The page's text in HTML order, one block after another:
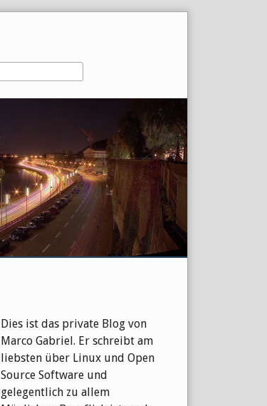
Dies ist das private Blog von
Marco Gabriel. Er schreibt am
liebsten über Linux und Open
Source Software und
gelegentlich zu allem